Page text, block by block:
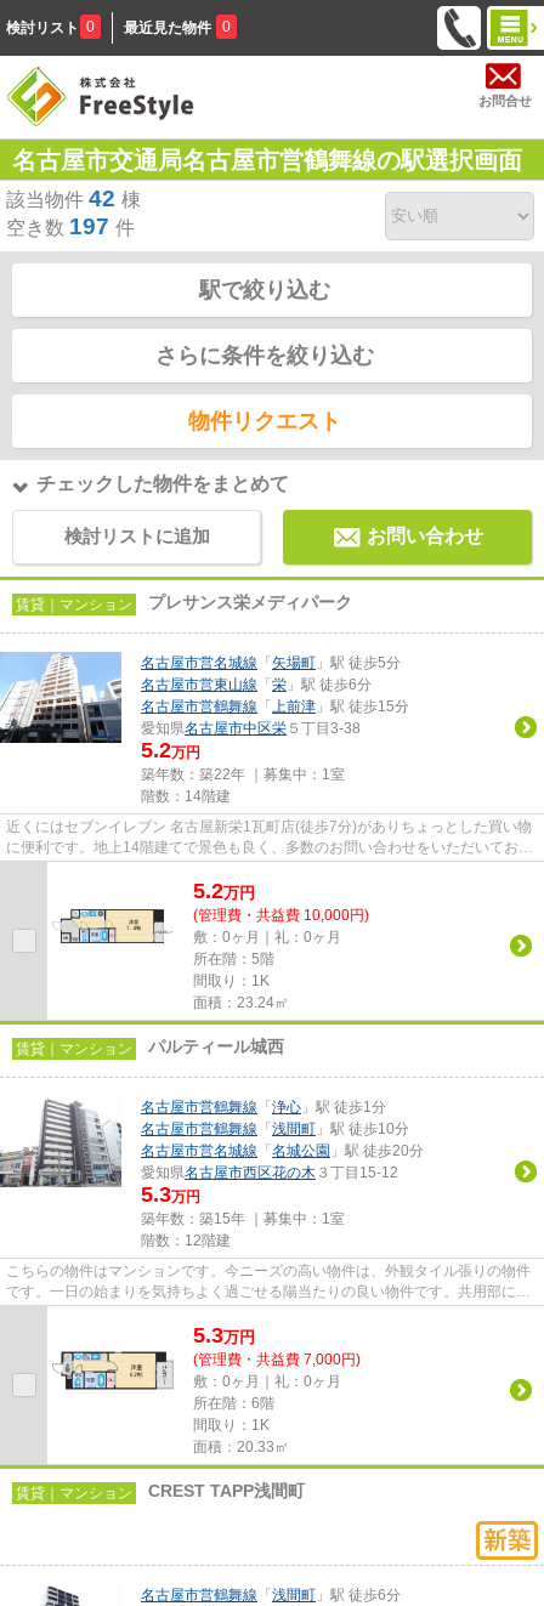
検討リスト 0 最近見た物件 0
お問合せ
名古屋市交通局名古屋市営鶴舞線の駅選択画面
該当物件 42 棟
空き数 197 件
駅で絞り込む
さらに条件を絞り込む
物件リクエスト
チェックした物件をまとめて
検討リストに追加 お問い合わせ
賃貸｜マンション プレサンス栄メディパーク
名古屋市営名城線 「 矢場町 」駅 徒歩5分
名古屋市営東山線 「 栄 」駅 徒歩6分
名古屋市営鶴舞線 「 上前津 」駅 徒歩15分
愛知県名古屋市中区栄 ５丁目3-38
5.2万円
築年数：築22年 ｜募集中： 1室
階数：14階建
近くにはセブンイレブン 名古屋新栄1瓦町店(徒歩7分)がありちょっとした買い物
に便利です。地上14階建てで景色も良く、多数のお問い合わせをいただいており
5.2万円
(管理費・共益費 10,000円)
敷：0ヶ月｜礼：0ヶ月
所在階：5階
間取り：1K
面積：23.24㎡
賃貸｜マンション パルティール城西
名古屋市営鶴舞線 「 浄心 」駅 徒歩1分
名古屋市営鶴舞線 「 浅間町 」駅 徒歩10分
名古屋市営名城線 「 名城公園 」駅 徒歩20分
愛知県名古屋市西区花の木 ３丁目15-12
5.3万円
築年数：築15年 ｜募集中： 1室
階数：12階建
こちらの物件はマンションです。今ニーズの高い物件は、外観タイル張りの物件
です。一日の始まりを気持ちよく過ごせる陽当たりの良い物件です。共用部には
5.3万円
(管理費・共益費 7,000円)
敷：0ヶ月｜礼：0ヶ月
所在階：6階
間取り：1K
面積：20.33㎡
賃貸｜マンション CREST TAPP浅間町
名古屋市営鶴舞線 「 浅間町 」駅 徒歩6分